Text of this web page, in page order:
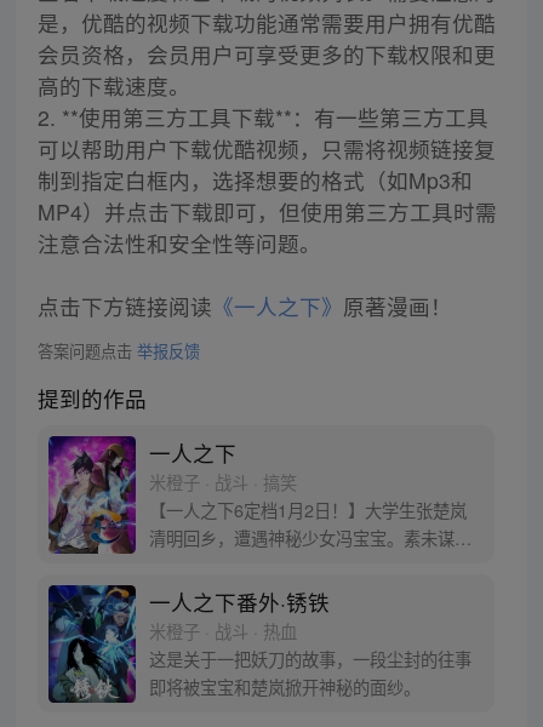
是，优酷的视频下载功能通常需要用户拥有优酷
会员资格，会员用户可享受更多的下载权限和更
高的下载速度。
2. **使用第三方工具下载**：有一些第三方工具
可以帮助用户下载优酷视频，只需将视频链接复
制到指定白框内，选择想要的格式（如Mp3和
MP4）并点击下载即可，但使用第三方工具时需
注意合法性和安全性等问题。
点击下方链接阅读 《一人之下》 原著漫画！
答案问题点击 举报反馈
提到的作品
一人之下
米橙子 · 战斗 · 搞笑
【一人之下6定档1月2日！】大学生张楚岚
清明回乡，遭遇神秘少女冯宝宝。素未谋面
自己打工的快递公司。为了帮冯宝宝寻找她
的身世，也为了查清自己与爷爷身上的秘
密，张楚岚的生活被彻底颠覆，与冯宝宝一
同踏上“异人”之旅。
一人之下番外·锈铁
米橙子 · 战斗 · 热血
这是关于一把妖刀的故事，一段尘封的往事
即将被宝宝和楚岚掀开神秘的面纱。